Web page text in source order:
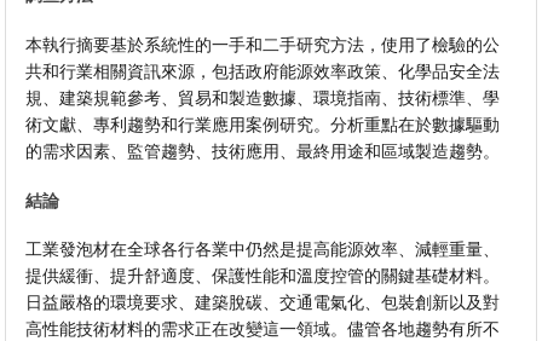
本執行摘要基於系統性的一手和二手研究方法，使用了檢驗的公
共和行業相關資訊來源，包括政府能源效率政策、化學品安全法
規、建築規範參考、貿易和製造數據、環境指南、技術標準、學
術文獻、專利趨勢和行業應用案例研究。分析重點在於數據驅動
的需求因素、監管趨勢、技術應用、最終用途和區域製造趨勢。
結論
工業發泡材在全球各行各業中仍然是提高能源效率、減輕重量、
提供緩衝、提升舒適度、保護性能和溫度控管的關鍵基礎材料。
日益嚴格的環境要求、建築脫碳、交通電氣化、包裝創新以及對
高性能技術材料的需求正在改變這一領域。儘管各地趨勢有所不